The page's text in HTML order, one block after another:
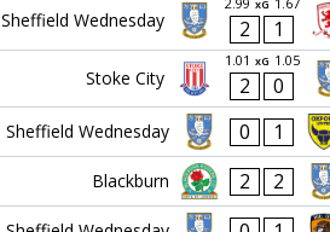
Sheffield Wednesday
xG
2 1
Stoke City
1.01 xG 1.05
2 0
Sheffield Wednesday 0 1
Blackburn 2 2